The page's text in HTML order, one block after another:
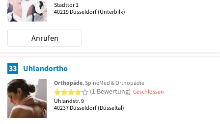
Stadttor 1
40219 Düsseldorf (Unterbilk)
Anrufen
33 Uhlandortho
Orthopäde, SpineMed & Orthopädie
4 von 5 Sternen
(1 Bewertung) Geschlossen
Uhlandstr. 9
40237 Düsseldorf (Düsseltal)